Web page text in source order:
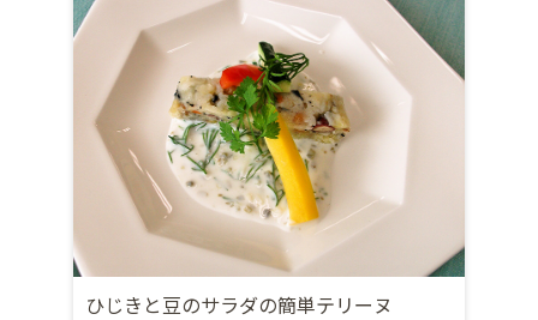
ひじきと豆のサラダの簡単テリーヌ